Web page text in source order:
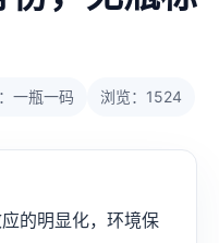
一瓶一码 浏览：1524
的明显化，环境保